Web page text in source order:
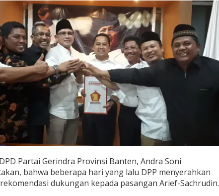
Partai Gerindra Provinsi Banten, Andra Soni
bahwa beberapa hari yang lalu DPP menyerahkan
dukungan kepada pasangan Arief-Sachrudin.